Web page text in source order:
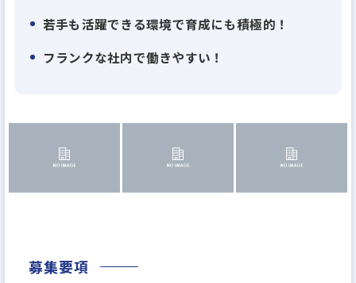
子三代のお付き合い』ができるよう一生涯のサポー
トをすることを目指しています。
チーム制をとっているため、社内はフランクで仲が良
いです。各店舗に事務スタッフや賃貸営業マンも含め
どん活躍できます！また、会社のクレド（信条）に
修、経営者向けのセミナーなどの受講を推奨してい
若手も活躍できる環境で育成にも積極的！
フランクな社内で働きやすい！
募集要項